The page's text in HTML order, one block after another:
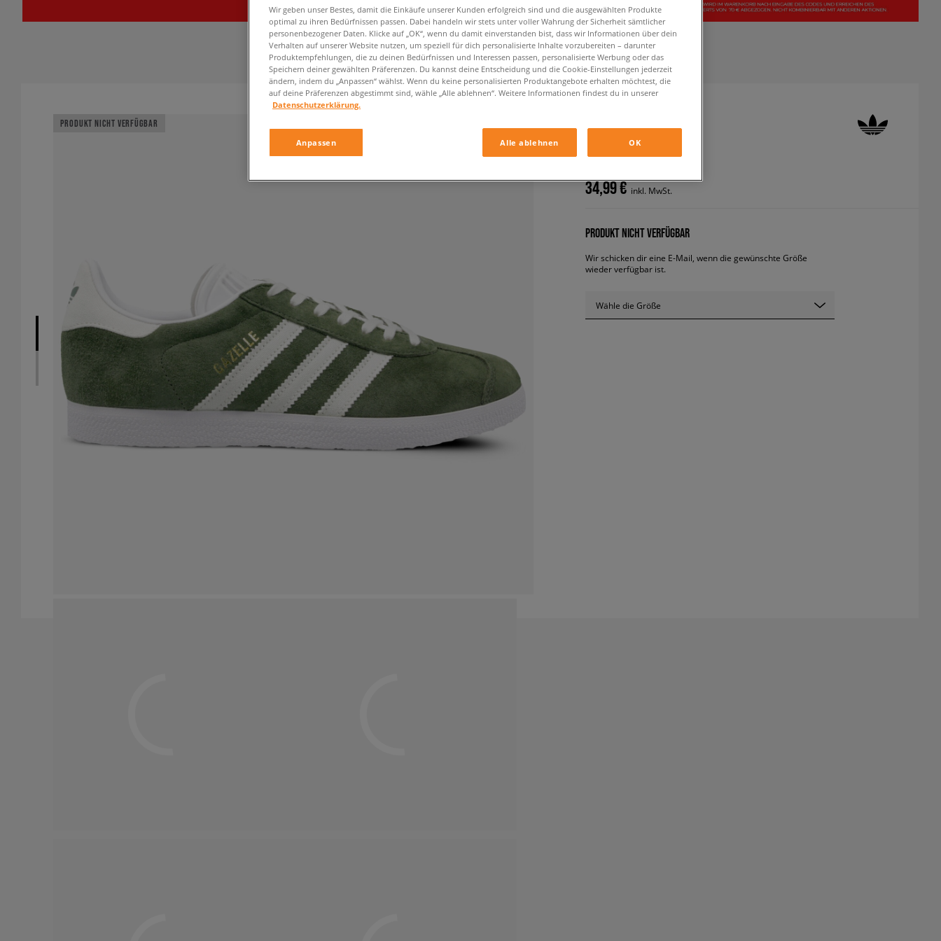
PRODUKT NICHT VERFÜGBAR
damen, sneaker
34,99 € inkl. MwSt.
PRODUKT NICHT VERFÜGBAR
Wir schicken dir eine E-Mail, wenn die gewünschte Größe
wieder verfügbar ist.
Wähle die Größe
Wir geben unser Bestes, damit die Einkäufe unserer Kunden erfolgreich sind und die ausgewählten Produkte
optimal zu ihren Bedürfnissen passen. Dabei handeln wir stets unter voller Wahrung der Sicherheit sämtlicher
personenbezogener Daten. Klicke auf „OK“, wenn du damit einverstanden bist, dass wir Informationen über dein
Verhalten auf unserer Website nutzen, um speziell für dich personalisierte Inhalte vorzubereiten – darunter
Produktempfehlungen, die zu deinen Bedürfnissen und Interessen passen, personalisierte Werbung oder das
Speichern deiner gewählten Präferenzen. Du kannst deine Entscheidung und die Cookie-Einstellungen jederzeit
ändern, indem du „Anpassen“ wählst. Wenn du keine personalisierten Produktangebote erhalten möchtest, die
auf deine Präferenzen abgestimmt sind, wähle „Alle ablehnen“. Weitere Informationen findest du in unserer
Datenschutzerklärung.
Anpassen Alle ablehnen OK